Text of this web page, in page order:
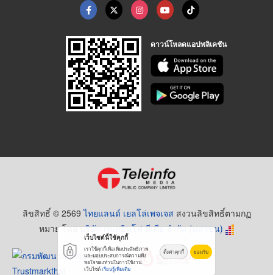
ดาวน์โหลดแอปพลิเคชัน
ลิขสิทธิ์ © 2569ไทยแลนด์ เยลโล่เพจเจส สงวนลิขสิทธิ์ตามกฏ
หมาย โดยบริษัท เทเลอินโฟ มีเดีย จำกัด (มหาชน)
เว็บไซต์นี้ใช้คุกกี้
เราใช้คุกกี้เพื่อเพิ่มประสิทธิภาพ
และมอบประสบการณ์ความพึง
พอใจของท่านในการใช้งาน
เว็บไซต์เรียนรู้เพิ่มเติม
ตั้งค่าคุกกี้ ยอมรับ